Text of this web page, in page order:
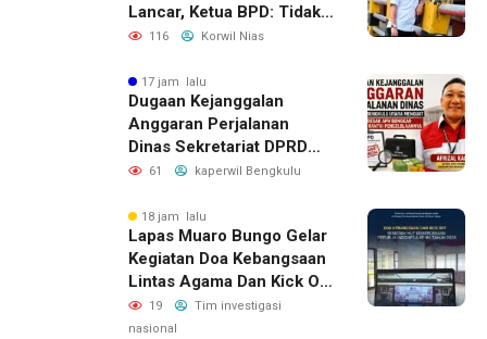
Lancar, Ketua BPD: Tidak
Ada Kendala Administrasi
116 Korwil Nias
17 jam lalu
Dugaan Kejanggalan
Anggaran Perjalanan
Dinas Sekretariat DPRD
Bengkulu Utara, LAKI
Pengelolaannya
61 kaperwil Bengkulu
18 jam lalu
Lapas Muaro Bungo Gelar
Kegiatan Doa Kebangsaan
Lintas Agama Dan Kick Off
Semarak HUT RI Ke-81
Kemerdekaan Republik
19
Tim investigasi
nasional